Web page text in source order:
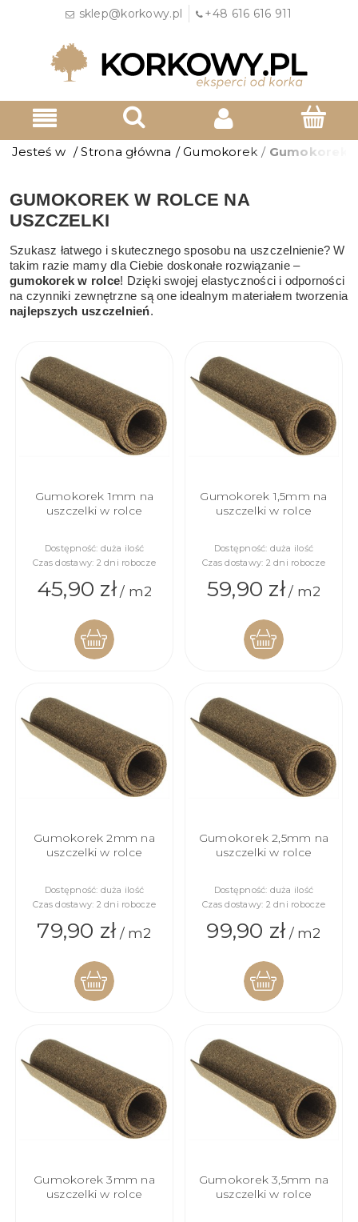
sklep@korkowy.pl +48 616 616 911
Jesteś w / Strona główna / Gumokorek / Gumokorek
GUMOKOREK W ROLCE NA
USZCZELKI
Szukasz łatwego i skutecznego sposobu na uszczelnienie? W
takim razie mamy dla Ciebie doskonałe rozwiązanie –
gumokorek w rolce! Dzięki swojej elastyczności i odporności
na czynniki zewnętrzne są one idealnym materiałem tworzenia
najlepszych uszczelnień.
Gumokorek 1mm na
uszczelki w rolce
Dostępność: duża ilość
Czas dostawy: 2 dni robocze
45,90 zł/ m2
KOSZYKA
Gumokorek 1,5mm na
uszczelki w rolce
Dostępność: duża ilość
Czas dostawy: 2 dni robocze
59,90 zł/ m2
KOSZYKA
Gumokorek 2mm na
uszczelki w rolce
Dostępność: duża ilość
Czas dostawy: 2 dni robocze
79,90 zł/ m2
KOSZYKA
Gumokorek 2,5mm na
uszczelki w rolce
Dostępność: duża ilość
Czas dostawy: 2 dni robocze
99,90 zł/ m2
KOSZYKA
Gumokorek 3mm na
uszczelki w rolce
Gumokorek 3,5mm na
uszczelki w rolce